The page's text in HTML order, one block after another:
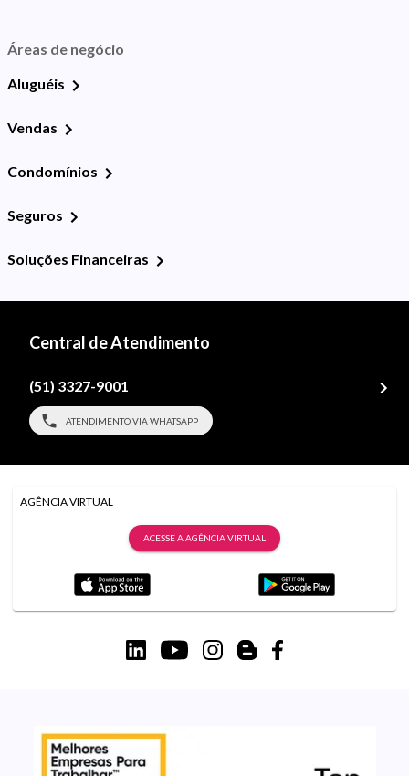
Áreas de negócio
Aluguéis
Vendas
Condomínios
Seguros
Soluções Financeiras
Central de Atendimento
(51) 3327-9001
ATENDIMENTO VIA WHATSAPP
AGÊNCIA VIRTUAL
ACESSE A AGÊNCIA VIRTUAL